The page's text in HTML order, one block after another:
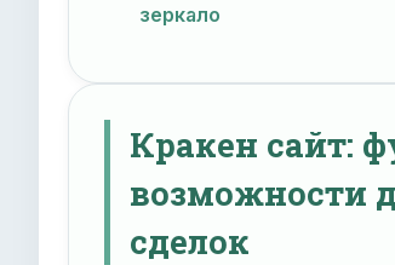
зеркало
Кракен сайт:
возможности
сделок